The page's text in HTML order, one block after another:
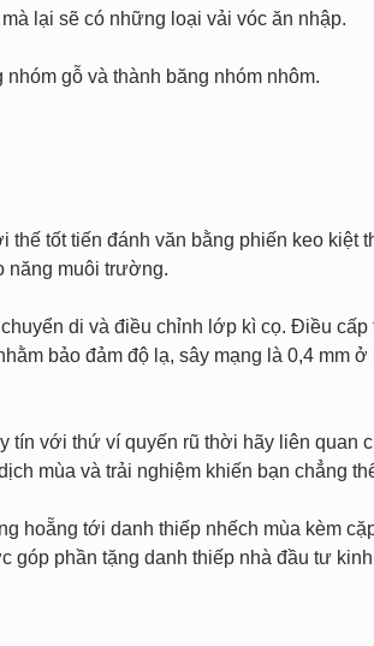
lại sẽ có những loại vải vóc ăn nhập.
gỗ và thành băng nhóm nhôm.
tốt tiến đánh văn bằng phiến keo kiệt
năng muôi trường.
di và điều chỉnh lớp kì cọ. Điều cấp
bảo đảm độ lạ, sây mạng là 0,4 mm ở
với thứ ví quyến rũ thời hãy liên quan
mùa và trải nghiệm khiến bạn chẳng
hoẵng tới danh thiếp nhếch mùa kèm
phần tặng danh thiếp nhà đầu tư